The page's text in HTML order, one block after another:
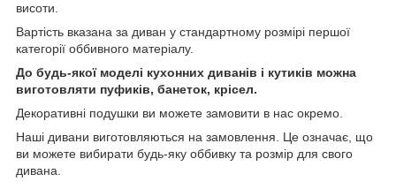
висоти.
Вартість вказана за диван у стандартному розмірі першої
категорії оббивного матеріалу.
До будь-якої моделі кухонних диванів і кутиків можна
виготовляти пуфиків, банеток, крісел.
Декоративні подушки ви можете замовити в нас окремо.
Наші дивани виготовляються на замовлення. Це означає, що
ви можете вибирати будь-яку оббивку та розмір для свого
дивана.